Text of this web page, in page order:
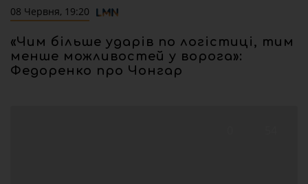
08 Червня, 19:20
«Чим більше ударів по логістиці, тим
менше можливостей у ворога»:
Федоренко про Чонгар